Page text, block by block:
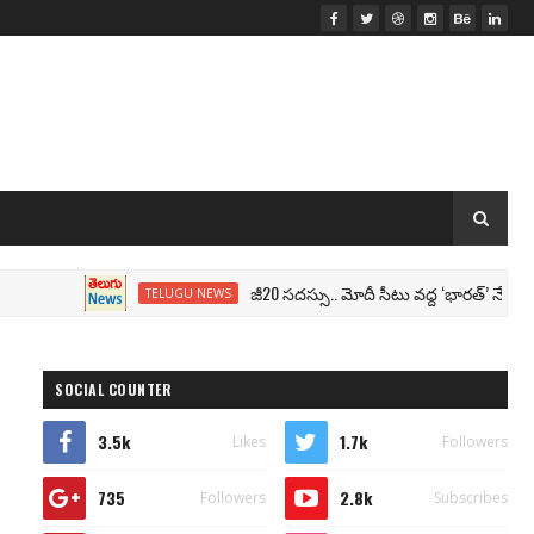
TELUGU NEWS జీ20 సదస్సు.. మోదీ సీటు వద్ద ‘భారత్’ నేమ్ ప్లేట్‌..
SOCIAL COUNTER
3.5k Likes 1.7k Followers
735 Followers 2.8k Subscribes